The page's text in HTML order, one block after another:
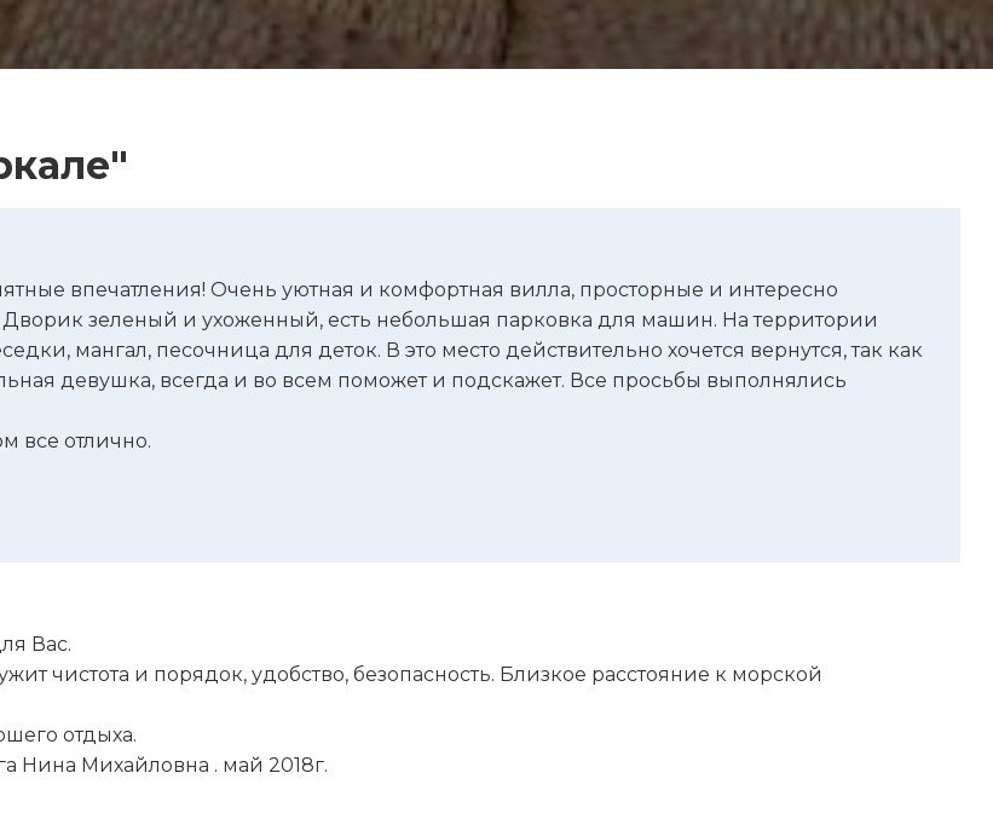
впечатления! Очень уютная и комфортная вилла, просторные и интересно
Дворик зеленый и ухоженный, есть небольшая парковка для машин. На территории
мангал, песочница для деток. В это место действительно хочется вернутся, так как
девушка, всегда и во всем поможет и подскажет. Все просьбы выполнялись
все отлично.
Вас.
чистота и порядок, удобство, безопасность. Близкое расстояние к морской
отдыха.
Нина Михайловна . май 2018г.